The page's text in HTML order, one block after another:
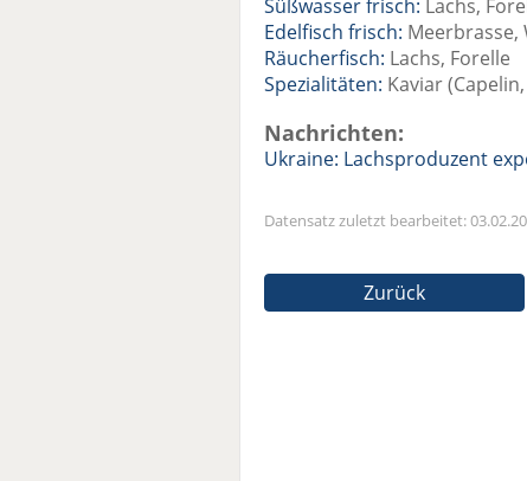
Süßwasser frisch: Lachs,
Edelfisch frisch: Meerbrasse,
Räucherfisch: Lachs, Forelle
Spezialitäten: Kaviar
Nachrichten:
Ukraine: Lachsproduzent
Datensatz zuletzt bearbeitet:
Zurück